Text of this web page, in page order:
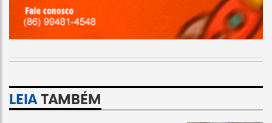
LEIATAMBÉM